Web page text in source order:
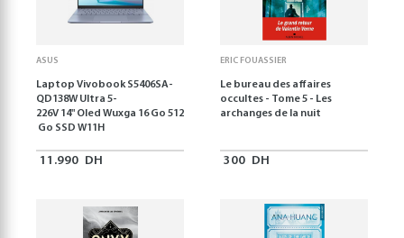
ASUS
Laptop Vivobook S5406SA-
QD138W Ultra 5-
226V 14" Oled Wuxga 16 Go 512
Go SSD W11H
11.990 DH
ERIC FOUASSIER
Le bureau des affaires
occultes - Tome 5 - Les
archanges de la nuit
300 DH